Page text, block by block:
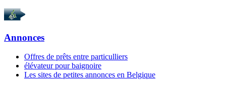
Annonces
Offres de prêts entre particulliers
élévateur pour baignoire
Les sites de petites annonces en Belgique